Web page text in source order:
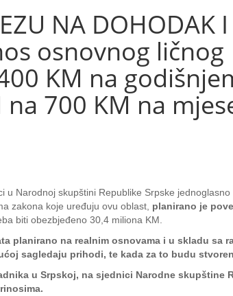
NA DOHODAK
osnovnog ličnog
KM na
700 KM na
u Narodnoj skupštini Republike Srpske jednoglasno
zakona koje uređuju ovu oblast, planirano je
biti obezbjeđeno 30,4 miliona KM.
planirano na realnim osnovama i u skladu sa
sagledaju prihodi, te kada za to budu
u Srpskoj, na sjednici Narodne skupštine